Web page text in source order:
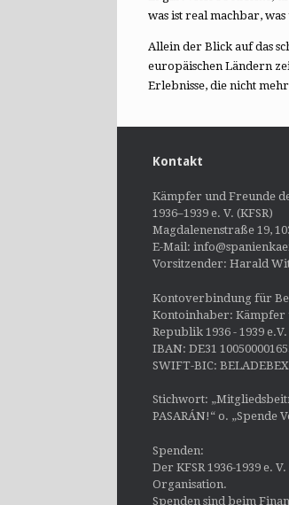
was ist real machbar,
Allein der Blick auf das
europäischen Ländern
Erlebnisse, die nicht
Kontakt
Kämpfer und Freunde
1936–1939 e. V. (KFSR)
Magdalenenstraße 19,
E-Mail:
Vorsitzender: Harald
Kontoverbindung für
Kontoinhaber: Kämpfer
Republik 1936 - 1939 e.V.
IBAN: DE31
SWIFT-BIC:
Stichwort:
PASARÁN!“ o. „Spende
Spenden:
Der KFSR 1936-1939 e.
Organisation.
Spenden sind beim